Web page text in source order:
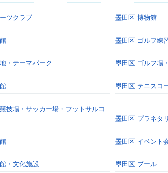
ツクラブ 墨田区 博物館
墨田区 ゴルフ練
・テーマパーク 墨田区 ゴルフ場
墨田区 テニスコ
技場・サッカー場・フットサルコ
墨田区 プラネタ
墨田区 イベント
・文化施設 墨田区 プール